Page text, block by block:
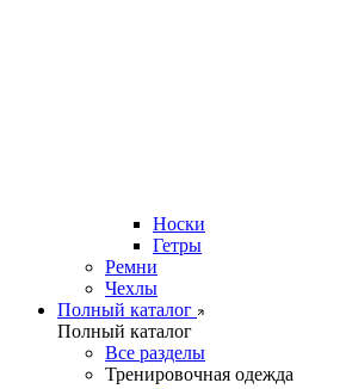
Носки
Гетры
Ремни
Чехлы
Полный каталог
Полный каталог
Все разделы
Тренировочная одежда